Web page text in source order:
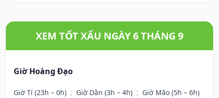
XEM TỐT XẤU NGÀY 6 THÁNG 9
Giờ Hoàng Đạo
Giờ Tí (23h – 0h) ; Giờ Dần (3h – 4h) ; Giờ Mão (5h – 6h)